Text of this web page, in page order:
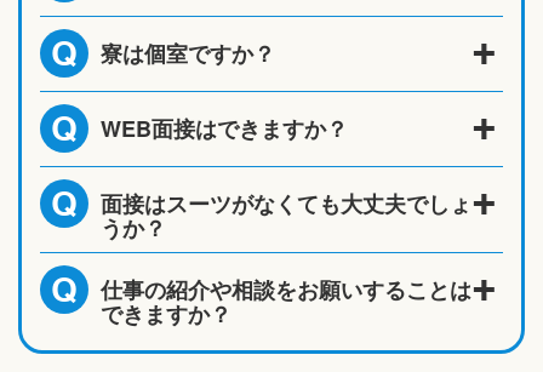
Q 寮は個室ですか？
Q WEB面接はできますか？
Q 面接はスーツがなくても大丈夫でしょ
うか？
Q 仕事の紹介や相談をお願いすることは
できますか？